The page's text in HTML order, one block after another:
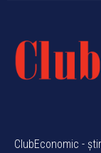
ClubEconomic -